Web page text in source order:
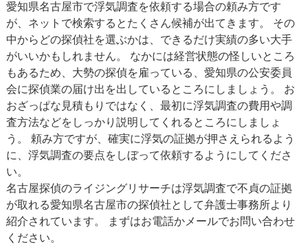
愛知県名古屋市で浮気調査を依頼する場合の頼み方です
が、ネットで検索するとたくさん候補が出てきます。 その
中からどの探偵社を選ぶかは、できるだけ実績の多い大手
がいいかもしれません。 なかには経営状態の怪しいところ
もあるため、大勢の探偵を雇っている、愛知県の公安委員
会に探偵業の届け出を出しているところにしましょう。 お
おざっぱな見積もりではなく、最初に浮気調査の費用や調
査方法などをしっかり説明してくれるところにしましょ
う。 頼み方ですが、確実に浮気の証拠が押さえられるよう
に、浮気調査の要点をしぼって依頼するようにしてくださ
い。
名古屋探偵のライジングリサーチは浮気調査で不貞の証拠
が取れる愛知県名古屋市の探偵社として弁護士事務所より
紹介されています。 まずはお電話かメールでお問い合わせ
ください。